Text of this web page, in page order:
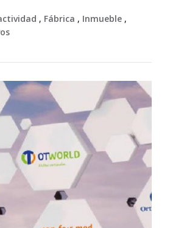
, Fábrica , Inmueble ,